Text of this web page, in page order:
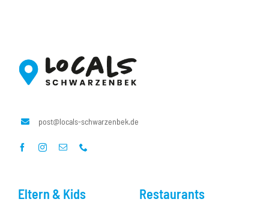
post@locals-schwarzenbek.de
Eltern & Kids Restaurants